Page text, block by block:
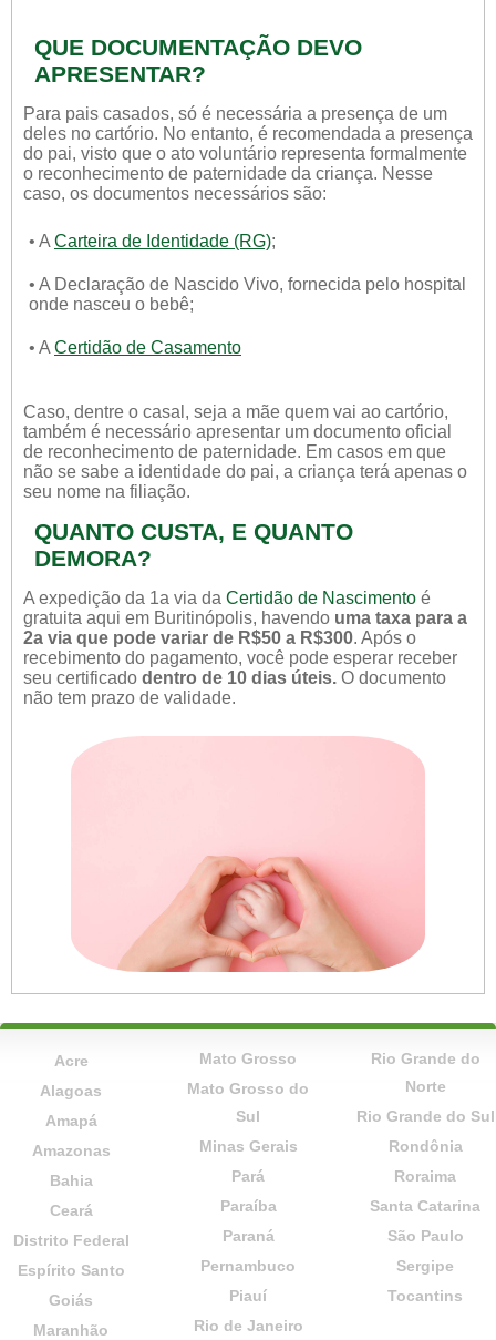
QUE DOCUMENTAÇÃO DEVO
APRESENTAR?
Para pais casados, só é necessária a presença de um
deles no cartório. No entanto, é recomendada a presença
do pai, visto que o ato voluntário representa formalmente
o reconhecimento de paternidade da criança. Nesse
caso, os documentos necessários são:
• A Carteira de Identidade (RG);
• A Declaração de Nascido Vivo, fornecida pelo hospital
onde nasceu o bebê;
• A Certidão de Casamento
Caso, dentre o casal, seja a mãe quem vai ao cartório,
também é necessário apresentar um documento oficial
de reconhecimento de paternidade. Em casos em que
não se sabe a identidade do pai, a criança terá apenas o
seu nome na filiação.
QUANTO CUSTA, E QUANTO
DEMORA?
A expedição da 1a via da Certidão de Nascimento é
gratuita aqui em Buritinópolis, havendo uma taxa para a
2a via que pode variar de R$50 a R$300. Após o
recebimento do pagamento, você pode esperar receber
seu certificado dentro de 10 dias úteis. O documento
não tem prazo de validade.
Acre
Alagoas
Amapá
Amazonas
Bahia
Ceará
Distrito Federal
Espírito Santo
Goiás
Maranhão
Mato Grosso
Mato Grosso do
Sul
Minas Gerais
Pará
Paraíba
Paraná
Pernambuco
Piauí
Rio de Janeiro
Rio Grande do
Norte
Rio Grande do Sul
Rondônia
Roraima
Santa Catarina
São Paulo
Sergipe
Tocantins